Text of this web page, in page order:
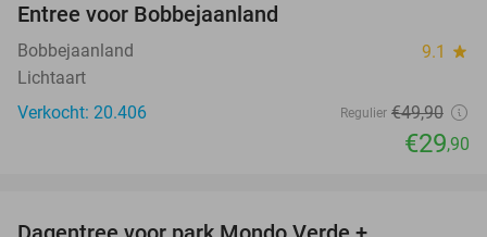
Entree voor Bobbejaanland
Bobbejaanland 9.1 star
Lichtaart
Verkocht: 20.406
Regulier €49,90
€29,90